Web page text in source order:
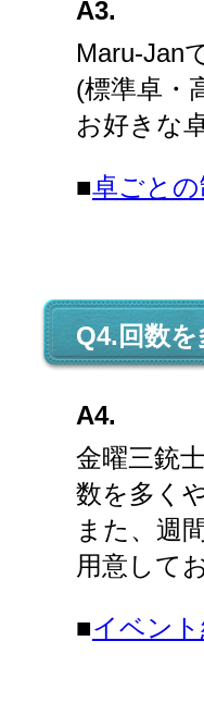
A3.
Maru-Jan
(標準卓・
お好きな
■卓ごと
Q4.回数
A4.
金曜三銃
数を多く
また、週
用意して
■イベン